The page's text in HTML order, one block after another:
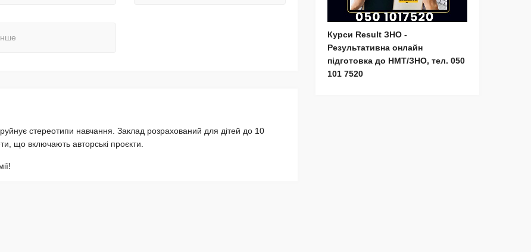
стереотипи навчання. Заклад розрахований для дітей до 10
що включають авторські проєкти.
Курси Result ЗНО -
Результативна онлайн
підготовка до НМТ/ЗНО, тел. 050
101 7520